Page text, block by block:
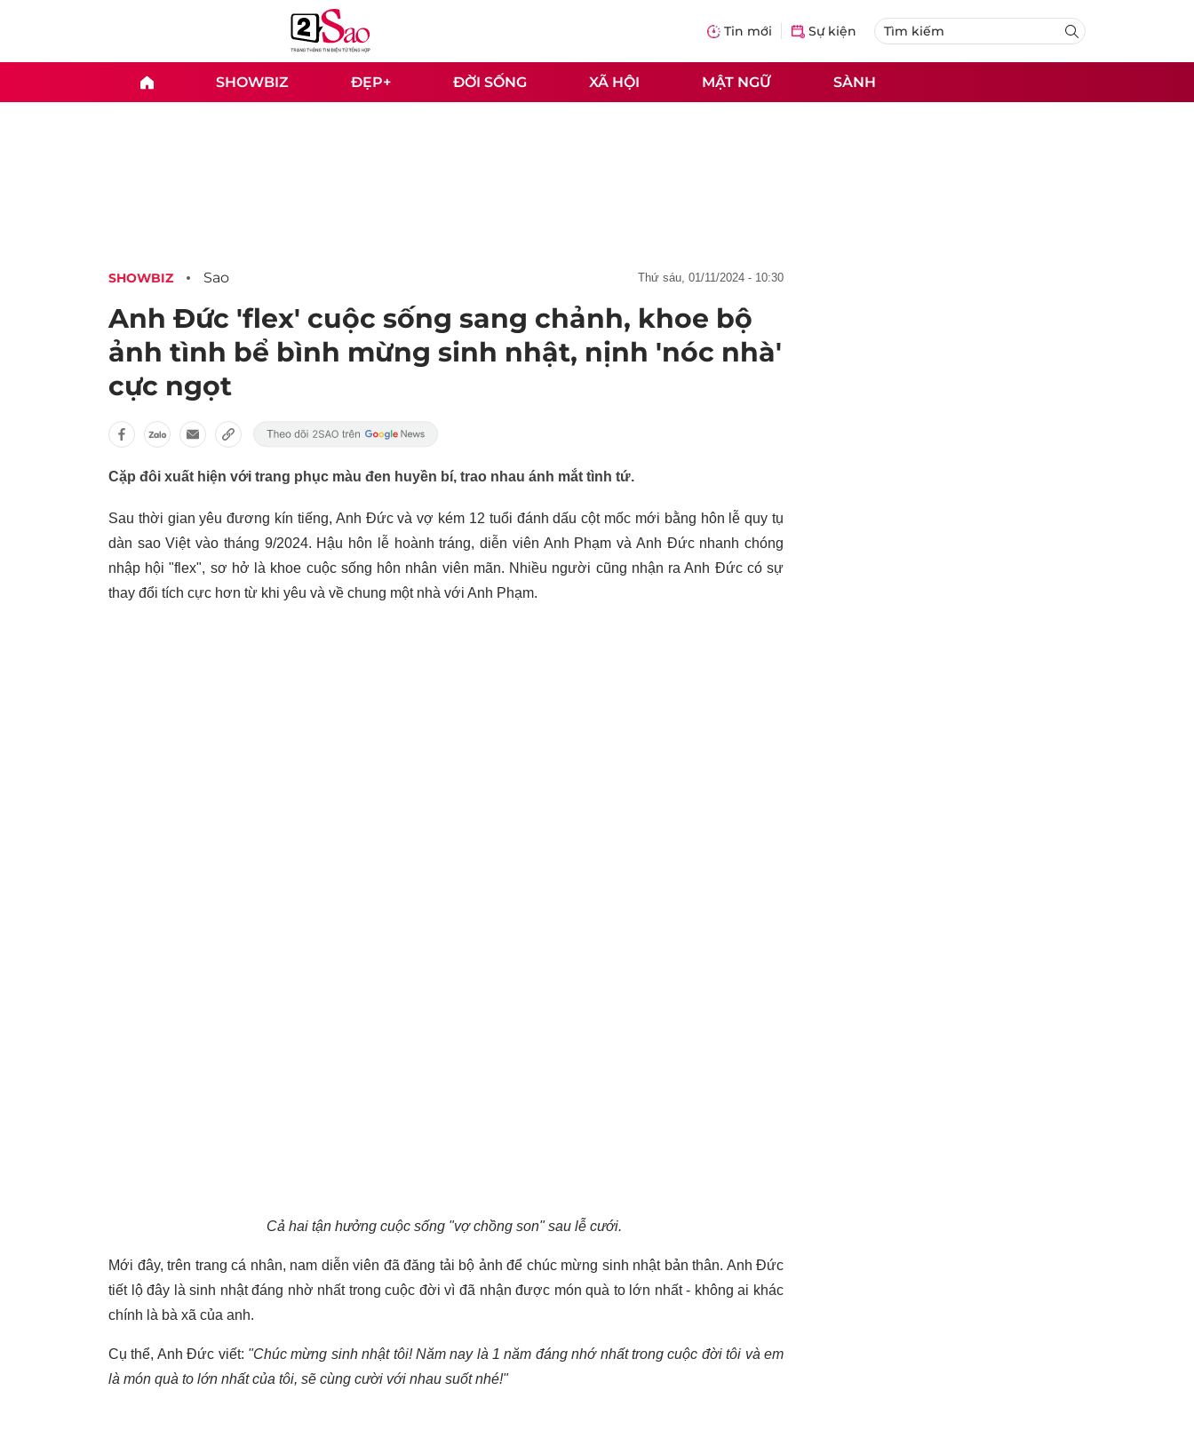
Tin mới Sự kiện
SHOWBIZ ĐẸP+ ĐỜI SỐNG XÃ HỘI MẬT NGỮ SÀNH
SHOWBIZ Sao thứ sáu, 01/11/2024 - 10:30
Anh Đức 'flex' cuộc sống sang chảnh, khoe bộ
ảnh tình bể bình mừng sinh nhật, nịnh 'nóc nhà'
cực ngọt
Cặp đôi xuất hiện với trang phục màu đen huyền bí, trao nhau ánh mắt tình tứ.
Sau thời gian yêu đương kín tiếng, Anh Đức và vợ kém 12 tuổi đánh dấu cột mốc mới bằng hôn lễ quy tụ
dàn sao Việt vào tháng 9/2024. Hậu hôn lễ hoành tráng, diễn viên Anh Phạm và Anh Đức nhanh chóng
nhập hội "flex", sơ hở là khoe cuộc sống hôn nhân viên mãn. Nhiều người cũng nhận ra Anh Đức có sự
thay đổi tích cực hơn từ khi yêu và về chung một nhà với Anh Phạm.
Cả hai tận hưởng cuộc sống "vợ chồng son" sau lễ cưới.
Mới đây, trên trang cá nhân, nam diễn viên đã đăng tải bộ ảnh để chúc mừng sinh nhật bản thân. Anh Đức
tiết lộ đây là sinh nhật đáng nhờ nhất trong cuộc đời vì đã nhận được món quà to lớn nhất - không ai khác
chính là bà xã của anh.
Cụ thể, Anh Đức viết: "Chúc mừng sinh nhật tôi! Năm nay là 1 năm đáng nhớ nhất trong cuộc đời tôi và em
là món quà to lớn nhất của tôi, sẽ cùng cười với nhau suốt nhé!"